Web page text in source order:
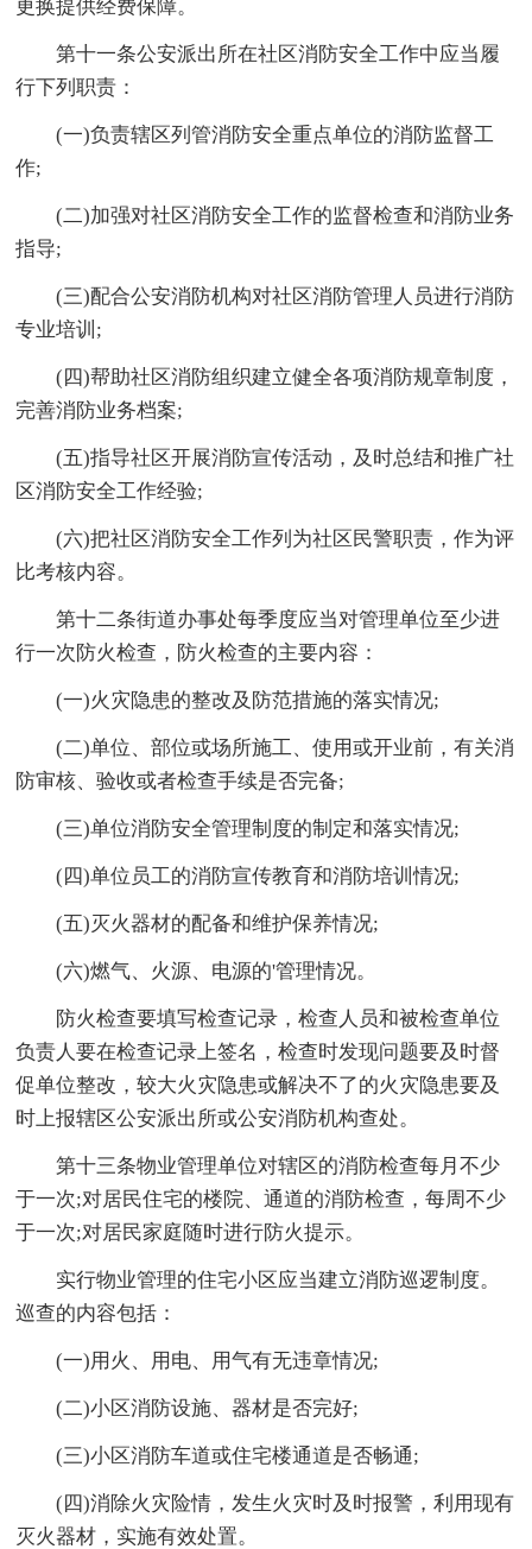
更换提供经费保障。
第十一条公安派出所在社区消防安全工作中应当履
行下列职责：
(一)负责辖区列管消防安全重点单位的消防监督工
作;
(二)加强对社区消防安全工作的监督检查和消防业务
指导;
(三)配合公安消防机构对社区消防管理人员进行消防
专业培训;
(四)帮助社区消防组织建立健全各项消防规章制度，
完善消防业务档案;
(五)指导社区开展消防宣传活动，及时总结和推广社
区消防安全工作经验;
(六)把社区消防安全工作列为社区民警职责，作为评
比考核内容。
第十二条街道办事处每季度应当对管理单位至少进
行一次防火检查，防火检查的主要内容：
(一)火灾隐患的整改及防范措施的落实情况;
(二)单位、部位或场所施工、使用或开业前，有关消
防审核、验收或者检查手续是否完备;
(三)单位消防安全管理制度的制定和落实情况;
(四)单位员工的消防宣传教育和消防培训情况;
(五)灭火器材的配备和维护保养情况;
(六)燃气、火源、电源的'管理情况。
防火检查要填写检查记录，检查人员和被检查单位
负责人要在检查记录上签名，检查时发现问题要及时督
促单位整改，较大火灾隐患或解决不了的火灾隐患要及
时上报辖区公安派出所或公安消防机构查处。
第十三条物业管理单位对辖区的消防检查每月不少
于一次;对居民住宅的楼院、通道的消防检查，每周不少
于一次;对居民家庭随时进行防火提示。
实行物业管理的住宅小区应当建立消防巡逻制度。
巡查的内容包括：
(一)用火、用电、用气有无违章情况;
(二)小区消防设施、器材是否完好;
(三)小区消防车道或住宅楼通道是否畅通;
(四)消除火灾险情，发生火灾时及时报警，利用现有
灭火器材，实施有效处置。